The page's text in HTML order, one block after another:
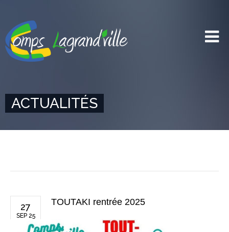
ACTUALITÉS
27
SEP 25
TOUTAKI rentrée 2025